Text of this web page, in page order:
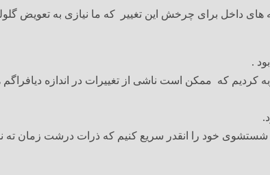
های داخل برای چرخش این تغییر که ما نیازی به تعویض
.
کردیم که ممکن است ناشی از تغییرات در اندازه
شستشوی خود را انقدر سریع کنیم که ذرات درشت زمان ته